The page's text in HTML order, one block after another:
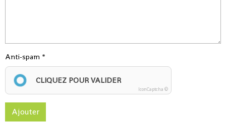
Anti-spam
CLIQUEZ POUR VALIDER
IconCaptcha ©
Ajouter